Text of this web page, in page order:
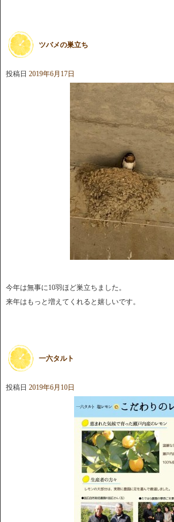
ツバメの巣立ち
投稿日 2019年6月17日
今年は無事に10羽ほど巣立ちました。
来年はもっと増えてくれると嬉しいです。
一六タルト
投稿日 2019年6月10日